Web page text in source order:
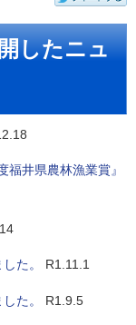
したニュ
井県農林漁業賞』
た。 R1.11.1
た。 R1.9.5